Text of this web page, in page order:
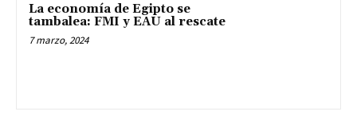
La economía de Egipto se
tambalea: FMI y EAU al rescate
7 marzo, 2024